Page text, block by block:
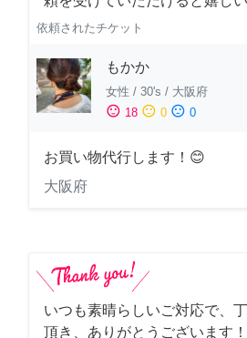
依頼されたチケット
もかか
女性 / 30's / 大阪府
sentiment_satisfied 18 sentiment_neutral 0 sentiment_dissatisfied 0
お買い物代行します！😊
大阪府
いつも素晴らしいご対応で、
頂き、ありがとうございます